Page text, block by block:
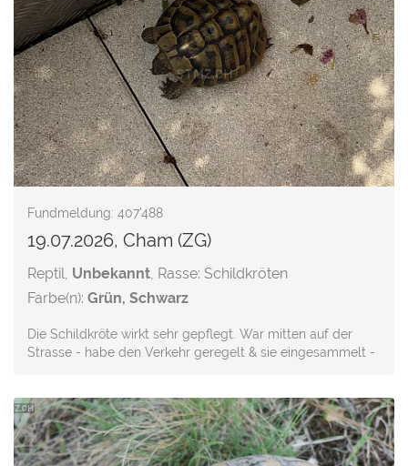
Fundmeldung: 407'488
19.07.2026, Cham (ZG)
Reptil, Unbekannt, Rasse: Schildkröten
Farbe(n): Grün, Schwarz
Die Schildkröte wirkt sehr gepflegt. War mitten auf der
Strasse - habe den Verkehr geregelt & sie eingesammelt -